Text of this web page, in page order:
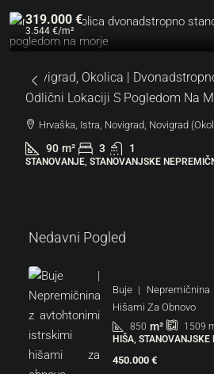
319.000 €
3.544 €/m²
Novigrad, Okolica |
Odlični Lokaciji S Pogledom Na
Hrvaška, Istra, Novigrad, Novigrad
90 m² 3 1
STANOVANJE, STANOVANJSKE
Nedavni Pogled
Buje |
Hišami Za Obnovo
850 m² 1509
HIŠA, STANOVANJSKE
450.000 €